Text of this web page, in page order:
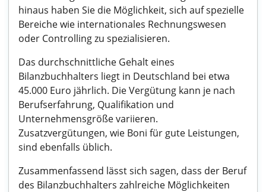
hinaus haben Sie die Möglichkeit, sich auf spezielle
Bereiche wie internationales Rechnungswesen
oder Controlling zu spezialisieren.
Das durchschnittliche Gehalt eines
Bilanzbuchhalters liegt in Deutschland bei etwa
45.000 Euro jährlich. Die Vergütung kann je nach
Berufserfahrung, Qualifikation und
Unternehmensgröße variieren.
Zusatzvergütungen, wie Boni für gute Leistungen,
sind ebenfalls üblich.
Zusammenfassend lässt sich sagen, dass der Beruf
des Bilanzbuchhalters zahlreiche Möglichkeiten